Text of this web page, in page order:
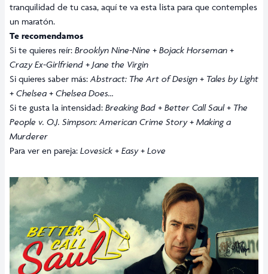
tranquilidad de tu casa, aquí te va esta lista para que contemples
un maratón.
Te recomendamos
Si te quieres reír: Brooklyn Nine-Nine + Bojack Horseman +
Crazy Ex-Girlfriend + Jane the Virgin
Si quieres saber más:Abstract: The Art of Design + Tales by Light
+ Chelsea + Chelsea Does…
Si te gusta la intensidad: Breaking Bad + Better Call Saul+ The
People v. O.J. Simpson: American Crime Story+ Making a
Murderer
Para ver en pareja: Lovesick + Easy+ Love